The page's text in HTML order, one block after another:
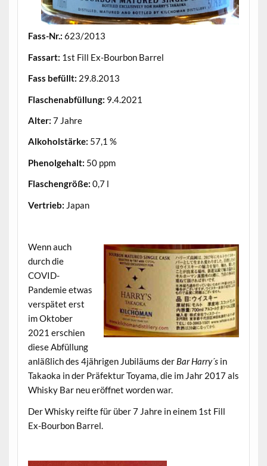
Fass-Nr.: 623/2013
Fassart: 1st Fill Ex-Bourbon Barrel
Fass befüllt: 29.8.2013
Flaschenabfüllung: 9.4.2021
Alter: 7 Jahre
Alkoholstärke: 57,1 %
Phenolgehalt: 50 ppm
Flaschengröße: 0,7 l
Vertrieb: Japan
Wenn auch
durch die
COVID-
Pandemie etwas
verspätet erst
im Oktober
2021 erschien
diese Abfüllung
anläßlich des 4jährigen Jubiläums der Bar Harry´sin
Takaoka in der Präfektur Toyama, die im Jahr 2017 als
Whisky Bar neu eröffnet worden war.
Der Whisky reifte für über 7 Jahre in einem 1st Fill
Ex-Bourbon Barrel.